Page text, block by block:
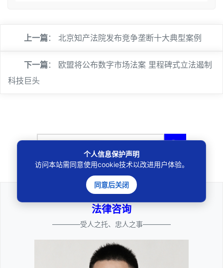
上一篇： 北京知产法院发布竞争垄断十大典型案例
下一篇： 欧盟将公布数字市场法案 里程碑式立法遏制
科技巨头
法律咨询
————受人之托、忠人之事————
个人信息保护声明
访问本站需同意使用cookie技术以改进用户体验。
同意后关闭